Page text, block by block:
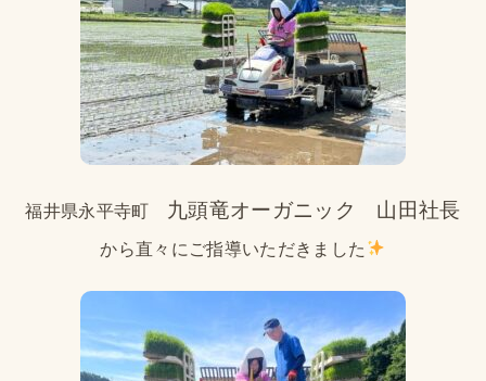
福井県永平寺町 九頭竜オーガニック 山田社長
から直々にご指導いただきました